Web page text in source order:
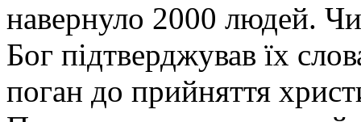
навернуло 2000 людей.
Бог підтверджував їх
поган до прийняття